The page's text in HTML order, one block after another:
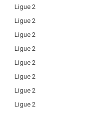
Ligue 2
Ligue 2
Ligue 2
Ligue 2
Ligue 2
Ligue 2
Ligue 2
Ligue 2